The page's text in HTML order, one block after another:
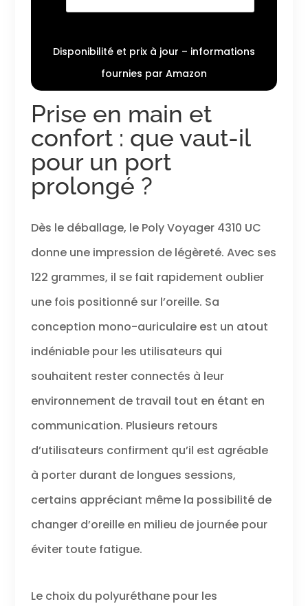
bruits de fond
de microphone
flexible
Connectivité et
mobilité :
connectez-vous
à un ordinateur
via un
périphérique
mobile via
Bluetooth 5.2.
librement grâce
à une portée
sans fil Bluetooth
de 50 m (avec
BT700 inclus)
utilisez ce
modèle en sans-
l'adaptateur
ou comme
micro-casque
filaire avec audio
par câble USB
micro-casque
tout au long de
Disponibilité et prix à jour – informations
fournies par Amazon
Prise en main et
confort : que vaut-il
pour un port
prolongé ?
Dès le déballage, le Poly Voyager 4310 UC
donne une impression de légèreté. Avec ses
122 grammes, il se fait rapidement oublier
une fois positionné sur l’oreille. Sa
conception mono-auriculaire est un atout
indéniable pour les utilisateurs qui
souhaitent rester connectés à leur
environnement de travail tout en étant en
communication. Plusieurs retours
d’utilisateurs confirment qu’il est agréable
à porter durant de longues sessions,
certains appréciant même la possibilité de
changer d’oreille en milieu de journée pour
éviter toute fatigue.
Le choix du polyuréthane pour les